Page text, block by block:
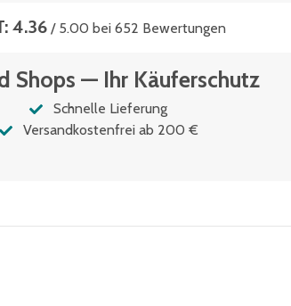
4.36 / 5.00 bei 652 Bewertungen
Shops — Ihr Käuferschutz
Schnelle Lieferung
Versandkostenfrei ab 200 €